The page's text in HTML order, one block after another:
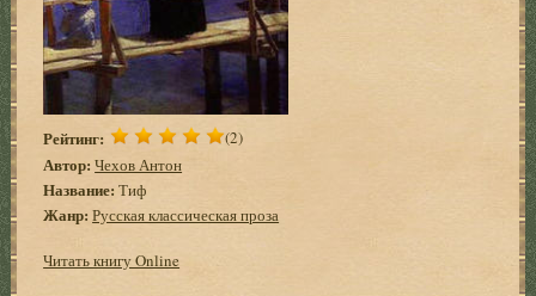
Рейтинг: (2)
Автор: Чехов Антон
Название: Тиф
Жанр: Русская классическая проза
Читать книгу Online